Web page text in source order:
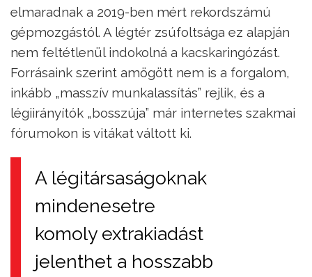
elmaradnak a 2019-ben mért rekordszámú
gépmozgástól. A légtér zsúfoltsága ez alapján
nem feltétlenül indokolná a kacskaringózást.
Forrásaink szerint amögött nem is a forgalom,
inkább „masszív munkalassítás” rejlik, és a
légiirányítók „bosszúja” már internetes szakmai
fórumokon is vitákat váltott ki.
A légitársaságoknak
mindenesetre
komoly extrakiadást
jelenthet a hosszabb